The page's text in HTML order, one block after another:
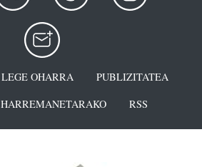
LEGE OHARRA
PUBLIZITATEA
HARREMANETARAKO RSS